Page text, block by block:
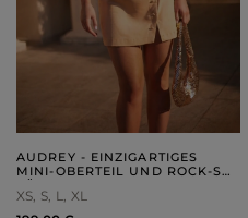
AUDREY - EINZIGARTIGES
MINI-OBERTEIL UND ROCK-SET
XS S L
XL